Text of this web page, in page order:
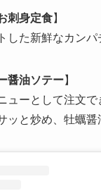
刺身定食】
した新鮮なカン
醤油ソテー】
ューとして注文
ッと炒め、牡蠣醤